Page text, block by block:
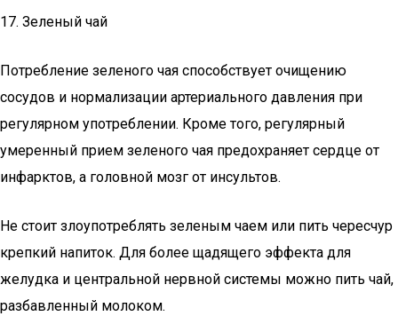
17. Зеленый чай
Потребление зеленого чая способствует очищению
сосудов и нормализации артериального давления при
регулярном употреблении. Кроме того, регулярный
умеренный прием зеленого чая предохраняет сердце от
инфарктов, а головной мозг от инсультов.
Не стоит злоупотреблять зеленым чаем или пить чересчур
крепкий напиток. Для более щадящего эффекта для
желудка и центральной нервной системы можно пить чай,
разбавленный молоком.